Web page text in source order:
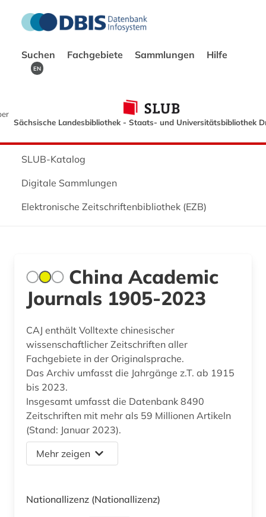
Suchen Fachgebiete Sammlungen Hilfe
EN
Sächsische Landesbibliothek - Staats- und Universitätsbibliothek
SLUB-Katalog
Digitale Sammlungen
Elektronische Zeitschriftenbibliothek (EZB)
China Academic
Journals 1905-2023
CAJ enthält Volltexte chinesischer
wissenschaftlicher Zeitschriften aller
Fachgebiete in der Originalsprache.
Das Archiv umfasst die Jahrgänge z.T. ab 1915
bis 2023.
Insgesamt umfasst die Datenbank 8490
Zeitschriften mit mehr als 59 Millionen Artikeln
(Stand: Januar 2023).
Mehr zeigen
Nationallizenz (Nationallizenz)